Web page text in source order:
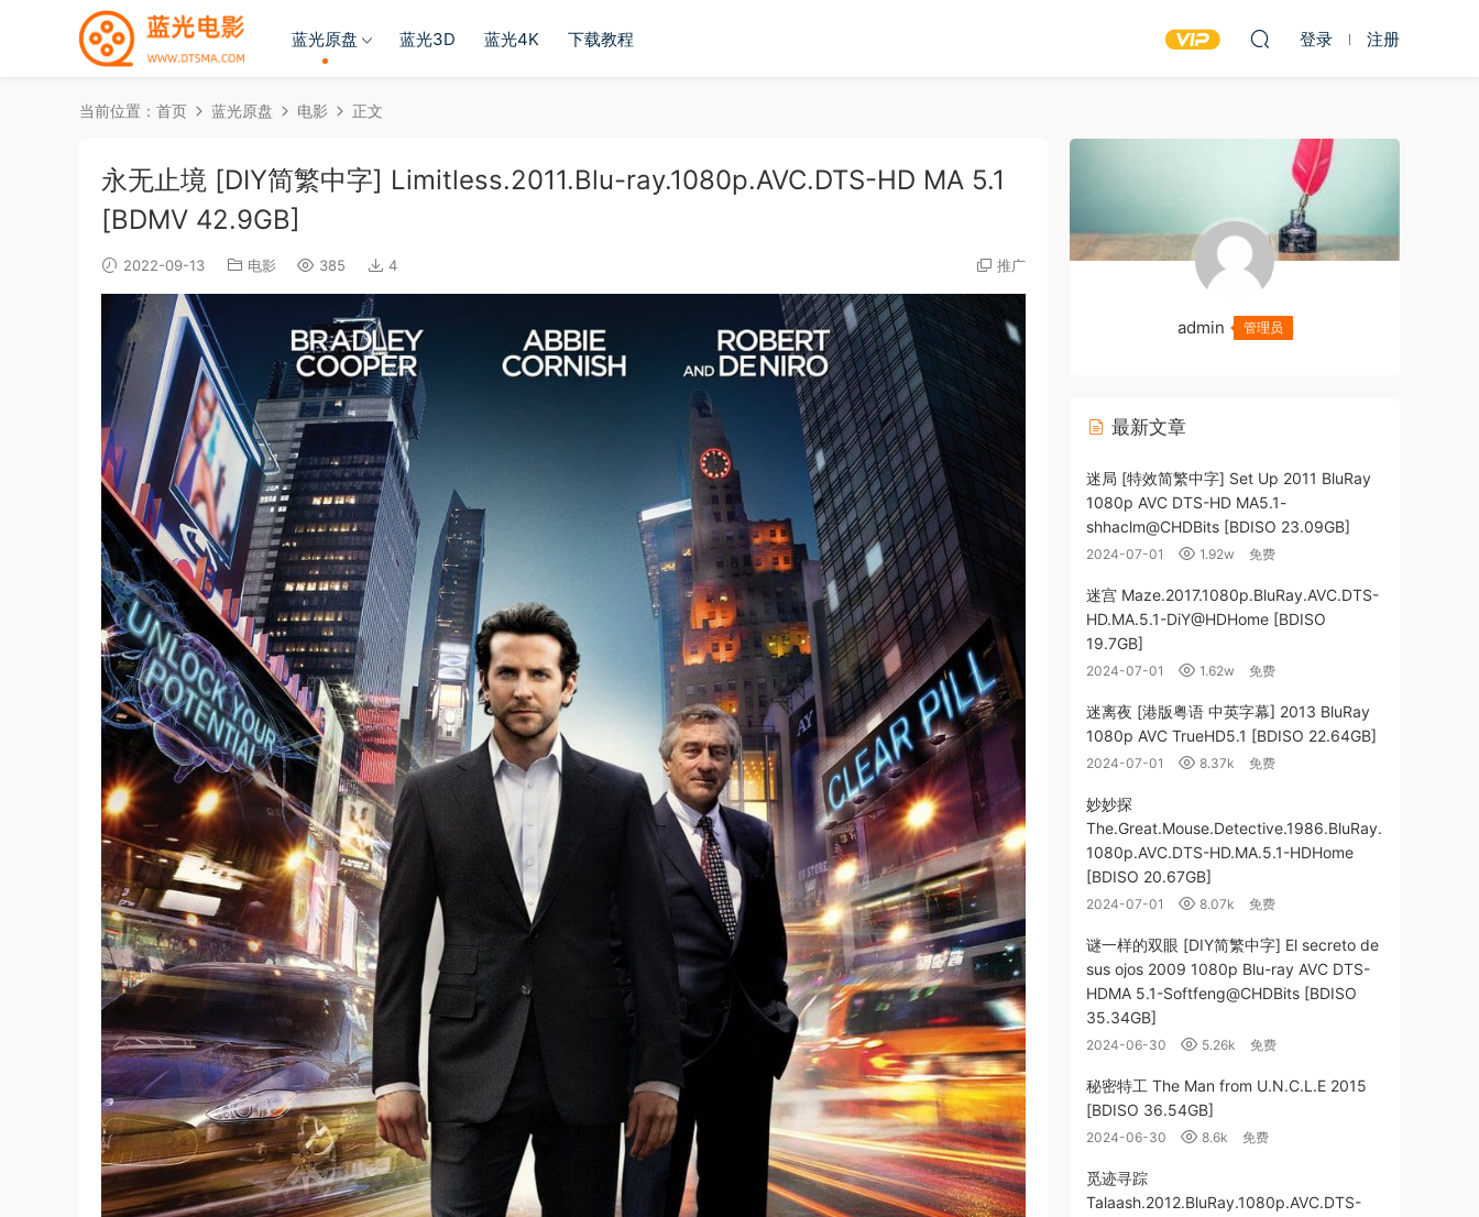
蓝光原盘 蓝光3D 蓝光4K 下载教程 登录 注册
当前位置： 首页 蓝光原盘 电影 正文
永无止境 [DIY简繁中字] Limitless.2011.Blu-ray.1080p.AVC.DTS-HD MA 5.1
[BDMV 42.9GB]
2022-09-13 电影 385 4 推广
admin 管理员
最新文章
迷局 [特效简繁中字] Set Up 2011 BluRay
1080p AVC DTS-HD MA5.1-
shhaclm@CHDBits [BDISO 23.09GB]
2024-07-01 1.92w 免费
迷宫 Maze.2017.1080p.BluRay.AVC.DTS-
HD.MA.5.1-DiY@HDHome [BDISO
19.7GB]
2024-07-01 1.62w 免费
迷离夜 [港版粤语 中英字幕] 2013 BluRay
1080p AVC TrueHD5.1 [BDISO 22.64GB]
2024-07-01 8.37k 免费
妙妙探
The.Great.Mouse.Detective.1986.BluRay.
1080p.AVC.DTS-HD.MA.5.1-HDHome
[BDISO 20.67GB]
2024-07-01 8.07k 免费
谜一样的双眼 [DIY简繁中字] El secreto de
sus ojos 2009 1080p Blu-ray AVC DTS-
HDMA 5.1-Softfeng@CHDBits [BDISO
35.34GB]
2024-06-30 5.26k 免费
秘密特工 The Man from U.N.C.L.E 2015
[BDISO 36.54GB]
2024-06-30 8.6k 免费
觅迹寻踪
Talaash.2012.BluRay.1080p.AVC.DTS-